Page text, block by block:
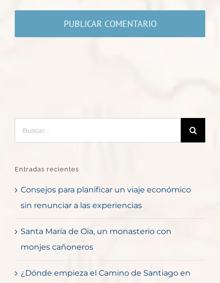
Entradas recientes
Consejos para planificar un viaje económico
sin renunciar a las experiencias
Santa María de Oia, un monasterio con
monjes cañoneros
¿Dónde empieza el Camino de Santiago en